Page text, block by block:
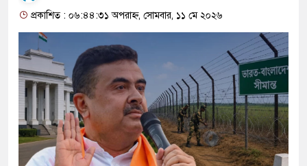
প্রকাশিত : ০৬:৪৪:৩১ অপরাহ্ন, সোমবার, ১১ মে ২০২৬